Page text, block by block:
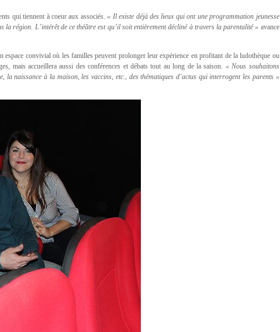
qui tiennent à coeur aux associés.« Il existe déjà des lieux qui ont une programmation jeunesse
la région. L’intérêt de ce théâtre est qu’il soit entièrement décliné à travers la parentalité » avance
espace convivial où les familles peuvent prolonger leur expérience en profitant de la ludothèque ou
mais accueillera aussi des conférences et débats tout au long de la saison. « Nous souhaitons
la naissance à la maison, les vaccins, etc., des thématiques d’actus qui interrogent les parents »